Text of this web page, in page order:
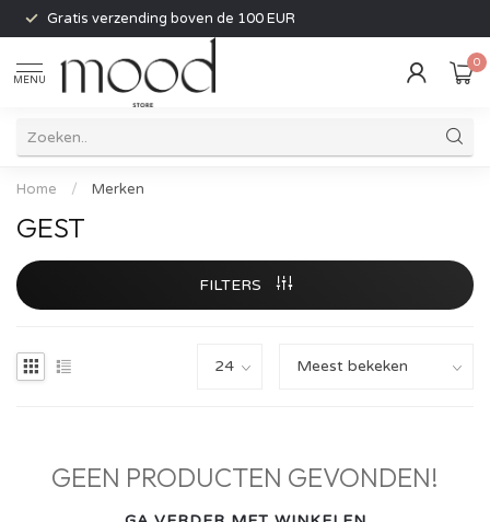
Gratis verzending boven de 100 EUR
MENU
0
Home / Merken
GEST
FILTERS
GEEN PRODUCTEN GEVONDEN!